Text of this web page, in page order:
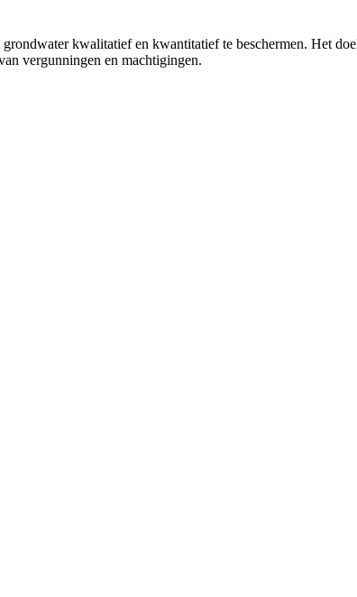
kwalitatief en kwantitatief te beschermen. Het
vergunningen en machtigingen.